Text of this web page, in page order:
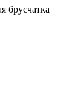
брусчатка